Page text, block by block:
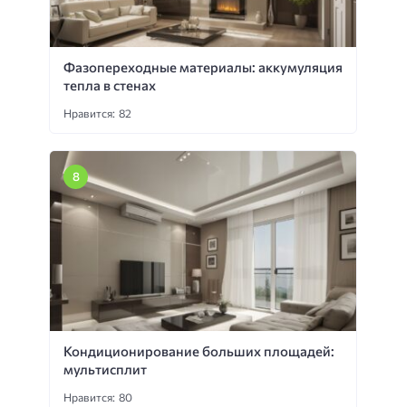
Фазопереходные материалы: аккумуляция
тепла в стенах
Нравится: 82
Кондиционирование больших площадей:
мультисплит
Нравится: 80